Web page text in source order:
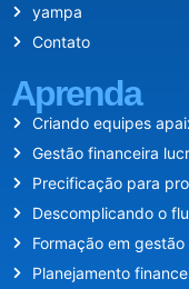
yampa
Contato
Aprenda
Criando equipes
Gestão financeira
Precificação para
Descomplicando o
Formação em
Planejamento